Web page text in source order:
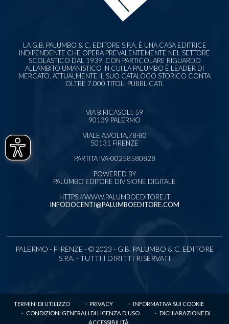
LA G.B. PALUMBO & C. EDITORE S.P.A. È UNA CASA EDITRICE
INDIPENDENTE CHE OPERA PREVALENTEMENTE NEL SETTORE
SCOLASTICO DAL 1939, CON PARTICOLARE RIGUARDO
ALL'AMBITO UMANISTICO IN CUI LA PALUMBO È LEADER DI
MERCATO. ATTUALMENTE IL SUO CATALOGO STORICO CONTA
OLTRE 7.000 TITOLI PUBBLICATI.
VIA B.RICASOLI, 59
90139 PALERMO
VIALE A.VOLTA,78-80
50131 FIRENZE
PARTITA IVA-00258580828
POWERED BY
PALUMBO EDITORE DIVISIONE DIGITALE
HTTPS://WWW.PALUMBOEDITORE.IT
INFODOCENTI@PALUMBOEDITORE.COM
PALERMO - FIRENZE - © 2023 - G.B. PALUMBO & C. EDITORE
S.P.A. - TUTTI I DIRITTI RISERVATI
TERMINI DI UTILIZZO PRIVACY
INFORMATIVA SUI COOKIE
CONDIZIONI GENERALI DI LICENZA D'USO
DICHIARAZIONE DI
ACCESSIBILITÀ